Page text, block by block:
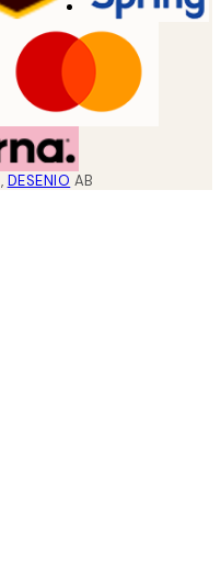
, DESENIO AB